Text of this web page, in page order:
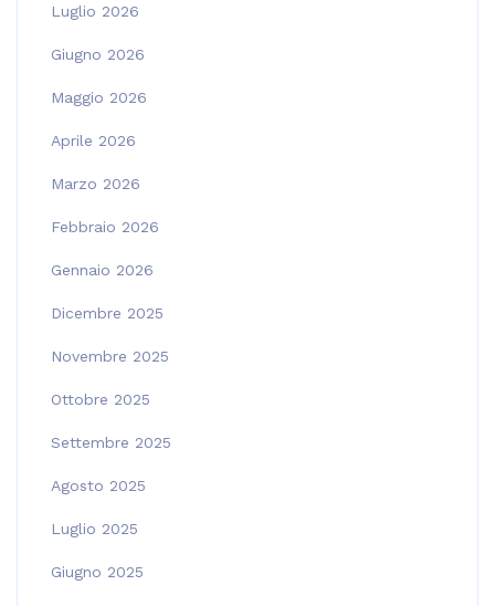
Luglio 2026
Giugno 2026
Maggio 2026
Aprile 2026
Marzo 2026
Febbraio 2026
Gennaio 2026
Dicembre 2025
Novembre 2025
Ottobre 2025
Settembre 2025
Agosto 2025
Luglio 2025
Giugno 2025